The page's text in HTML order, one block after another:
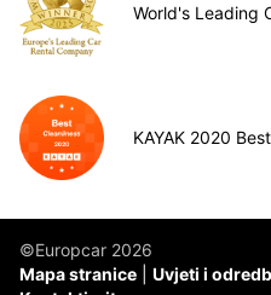
World's Leading
KAYAK 2020
©Europcar 2026
Mapa stranice
Uvjeti i